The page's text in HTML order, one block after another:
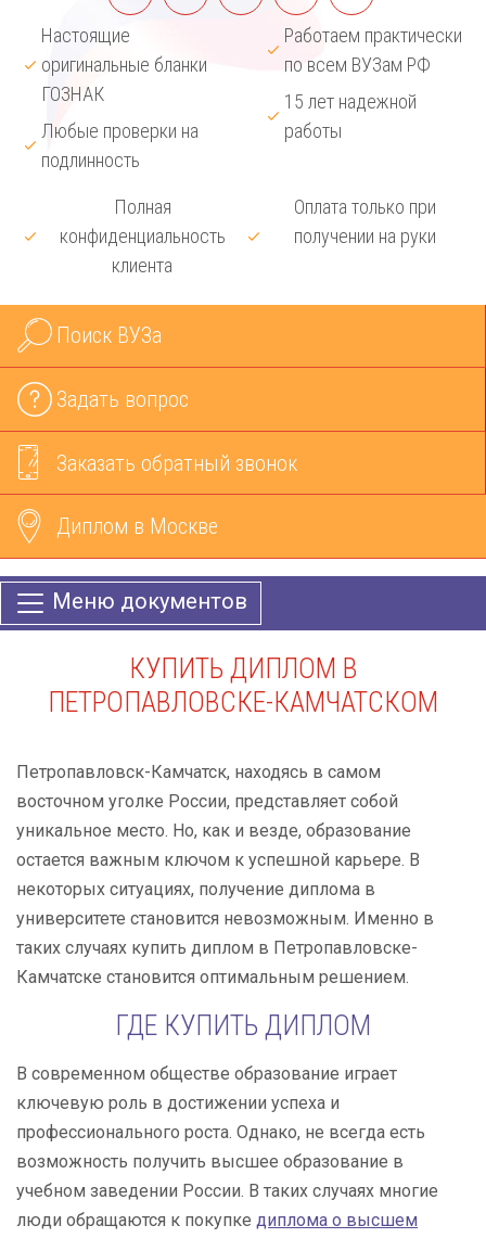
Настоящие
оригинальные бланки
ГОЗНАК
Любые проверки на
подлинность
Работаем практически
по всем ВУЗам РФ
15 лет надежной
работы
Полная
конфиденциальность
клиента
Оплата только при
получении на руки
Поиск ВУЗа
Задать вопрос
Заказать обратный звонок
Диплом в Москве
Меню документов
КУПИТЬ ДИПЛОМ В
ПЕТРОПАВЛОВСКЕ-КАМЧАТСКОМ
Петропавловск-Камчатск, находясь в самом
восточном уголке России, представляет собой
уникальное место. Но, как и везде, образование
остается важным ключом к успешной карьере. В
некоторых ситуациях, получение диплома в
университете становится невозможным. Именно в
таких случаях купить диплом в Петропавловске-
Камчатске становится оптимальным решением.
ГДЕ КУПИТЬ ДИПЛОМ
В современном обществе образование играет
ключевую роль в достижении успеха и
профессионального роста. Однако, не всегда есть
возможность получить высшее образование в
учебном заведении России. В таких случаях многие
люди обращаются к покупке диплома о высшем